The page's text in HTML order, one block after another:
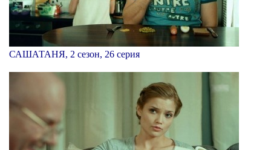
САШАТАНЯ, 2 сезон, 26 серия